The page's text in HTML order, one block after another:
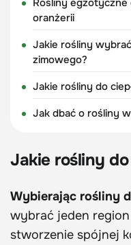
oranżerii
Jakie rośliny
zimowego?
Jakie rośliny do
Jak dbać o rośliny
Jakie rośliny
Wybierając rośliny
wybrać jeden
stworzenie spójnej